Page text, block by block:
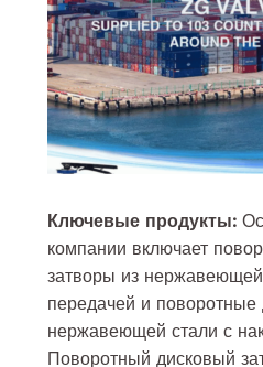
Ключевые продукты:
компании включает
затворы из
передачей и поворотные
нержавеющей стали с
Поворотный дисковый